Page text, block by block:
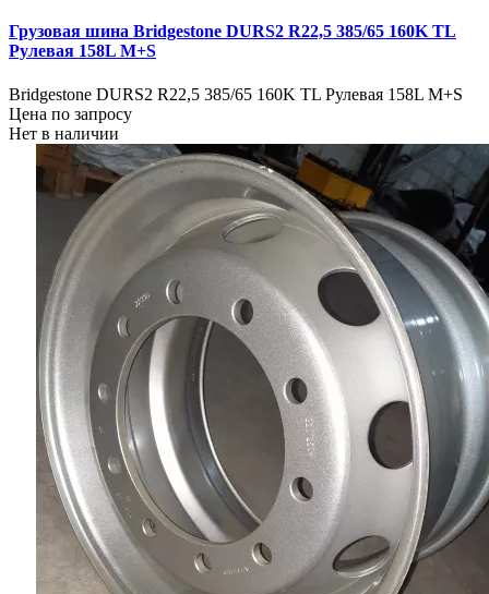
Грузовая шина Bridgestone DURS2 R22,5 385/65 160K TL
Рулевая 158L M+S
Bridgestone DURS2 R22,5 385/65 160K TL Рулевая 158L M+S
Цена по запросу
Нет в наличии